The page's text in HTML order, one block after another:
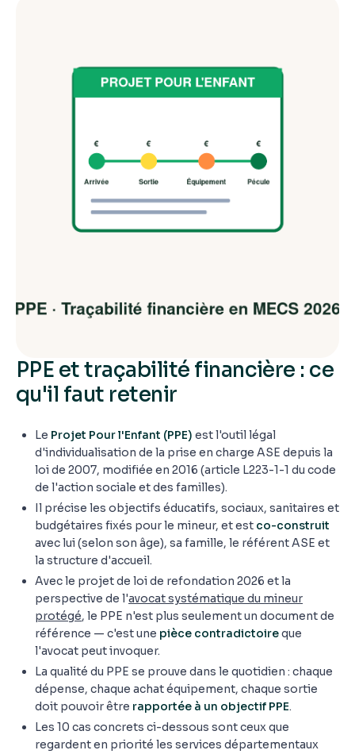
PPE et traçabilité financière : ce
qu'il faut retenir
Le Projet Pour l'Enfant (PPE) est l'outil légal
d'individualisation de la prise en charge ASE depuis la
loi de 2007, modifiée en 2016 (article L223-1-1 du code
de l'action sociale et des familles).
Il précise les objectifs éducatifs, sociaux, sanitaires et
budgétaires fixés pour le mineur, et est co-construit
avec lui (selon son âge), sa famille, le référent ASE et
la structure d'accueil.
Avec le projet de loi de refondation 2026 et la
perspective de l'avocat systématique du mineur
protégé, le PPE n'est plus seulement un document de
référence — c'est une pièce contradictoireque
l'avocat peut invoquer.
La qualité du PPE se prouve dans le quotidien : chaque
dépense, chaque achat équipement, chaque sortie
doit pouvoir être rapportée à un objectif PPE.
Les 10 cas concrets ci-dessous sont ceux que
regardent en priorité les services départementaux